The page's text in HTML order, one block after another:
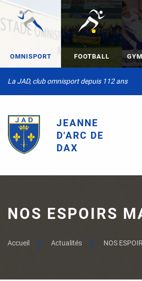
OMNISPORT FOOTBALL
La JAD, club omnisport depuis 112 ans
JEANNE
D'ARC DE
DAX
NOS ESPOIRS
Accueil Actualités NOS